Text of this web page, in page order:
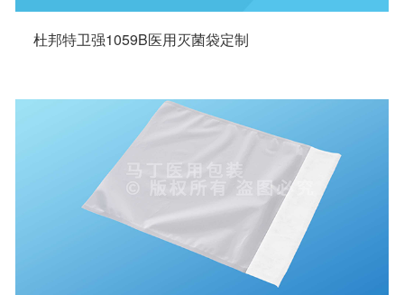
杜邦特卫强1059B医用灭菌袋定制